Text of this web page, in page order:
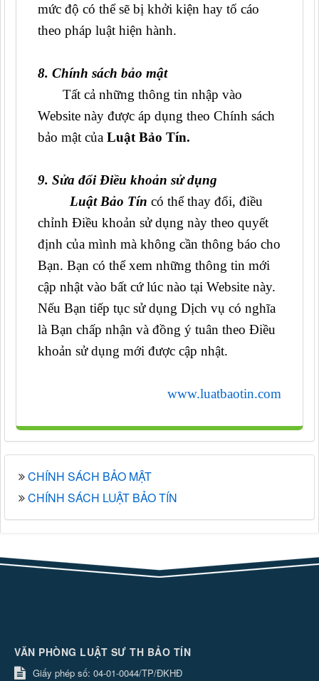
mức độ có thể sẽ bị khởi kiện hay tố cáo
theo pháp luật hiện hành.
8. Chính sách bảo mật
Tất cả những thông tin nhập vào
Website này được áp dụng theo Chính sách
bảo mật của Luật Bảo Tín.
9. Sửa đổi Điều khoản sử dụng
Luật Bảo Tín có thể thay đổi, điều
chỉnh Điều khoản sử dụng này theo quyết
định của mình mà không cần thông báo cho
Bạn. Bạn có thể xem những thông tin mới
cập nhật vào bất cứ lúc nào tại Website này.
Nếu Bạn tiếp tục sử dụng Dịch vụ có nghĩa
là Bạn chấp nhận và đồng ý tuân theo Điều
khoản sử dụng mới được cập nhật.
www.luatbaotin.com
CHÍNH SÁCH BẢO MẬT
CHÍNH SÁCH LUẬT BẢO TÍN
VĂN PHÒNG LUẬT SƯ TH BẢO TÍN
Giấy phép số: 04-01-0044/TP/ĐKHĐ